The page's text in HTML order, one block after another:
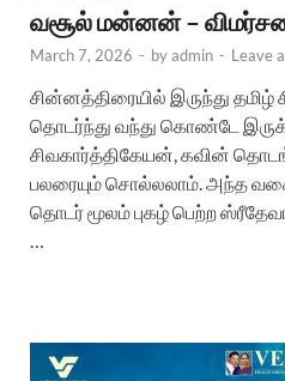
வசூல் மன்னன் –
March 7, 2026 - byadmin - Leave
சின்னத்திரையில் இருந்து
தொடர்ந்து வந்து கொண்டே
சிவகார்த்திகேயன், கவின்
பலரையும் சொல்லலாம். அந்த
தொடர் மூலம் புகழ் பெற்ற
…